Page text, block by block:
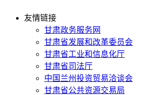
友情链接
甘肃政务服务网
甘肃省发展和改革委员会
甘肃省工业和信息化厅
甘肃省司法厅
中国兰州投资贸易洽谈会
甘肃省公共资源交易局